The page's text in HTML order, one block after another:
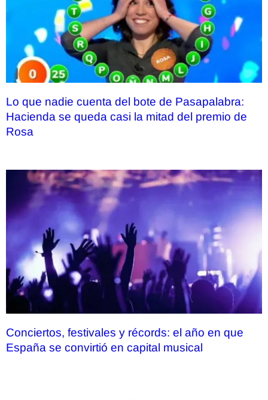
Lo que nadie cuenta del bote de Pasapalabra:
Hacienda se queda casi la mitad del premio de
Rosa
Conciertos, festivales y récords: el año en que
España se convirtió en capital musical